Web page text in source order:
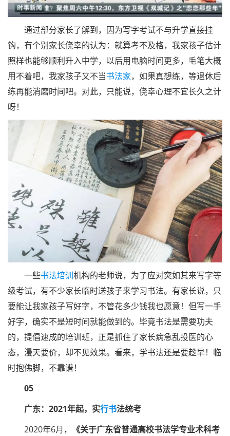
通过部分家长了解到，因为写字考试不与升学直接挂
钩，有个别家长侥幸的认为：就算考不及格，我家孩子估计
照样也能够顺利升入中学，以后用电脑时间更多，毛笔大概
用不着吧，我家孩子又不当书法家，如果真想练，等退休后
练再能消磨时间吧。对此，只能说，侥幸心理不宜长久之计
呀！
一些书法培训机构的老师说，为了应对突如其来写字等
级考试，有不少家长临时送孩子来学习书法。有家长说，只
要能让我家孩子写好字，不管花多少钱我也愿意！但写一手
好字，确实不是短时间就能做到的。毕竟书法是需要功夫
的，提倡速成的培训班，正是抓住了家长病急乱投医的心
态，漫天要价，却不见效果。看来，学书法还是要趁早！临
时抱佛脚，不靠谱！
05
广东：2021年起，实行书法统考
2020年6月，
《关于广东省普通高校书法学专业术科考